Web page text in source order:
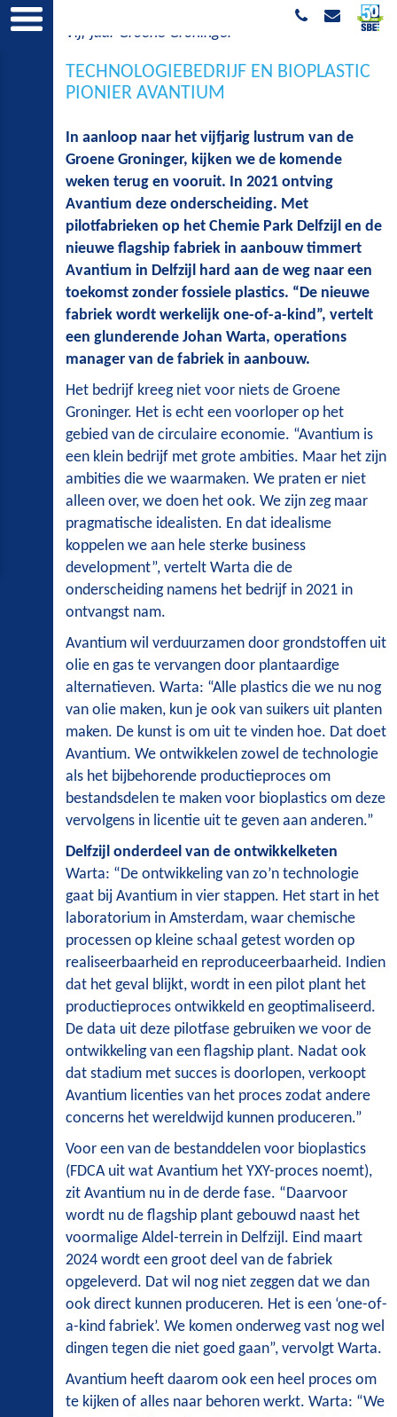
Vijf jaar Groene Groninger
TECHNOLOGIEBEDRIJF EN BIOPLASTIC
PIONIER AVANTIUM
In aanloop naar het vijfjarig lustrum van de
Groene Groninger, kijken we de komende
weken terug en vooruit. In 2021 ontving
Avantium deze onderscheiding. Met
pilotfabrieken op het Chemie Park Delfzijl en de
nieuwe flagship fabriek in aanbouw timmert
Avantium in Delfzijl hard aan de weg naar een
toekomst zonder fossiele plastics. “De nieuwe
fabriek wordt werkelijk one-of-a-kind”, vertelt
een glunderende Johan Warta, operations
manager van de fabriek in aanbouw.
Het bedrijf kreeg niet voor niets de Groene
Groninger. Het is echt een voorloper op het
gebied van de circulaire economie. “Avantium is
een klein bedrijf met grote ambities. Maar het zijn
ambities die we waarmaken. We praten er niet
alleen over, we doen het ook. We zijn zeg maar
pragmatische idealisten. En dat idealisme
koppelen we aan hele sterke business
development”, vertelt Warta die de
onderscheiding namens het bedrijf in 2021 in
ontvangst nam.
Avantium wil verduurzamen door grondstoffen uit
olie en gas te vervangen door plantaardige
alternatieven. Warta: “Alle plastics die we nu nog
van olie maken, kun je ook van suikers uit planten
maken. De kunst is om uit te vinden hoe. Dat doet
Avantium. We ontwikkelen zowel de technologie
als het bijbehorende productieproces om
bestandsdelen te maken voor bioplastics om deze
vervolgens in licentie uit te geven aan anderen.”
Delfzijl onderdeel van de ontwikkelketen
Warta: “De ontwikkeling van zo’n technologie
gaat bij Avantium in vier stappen. Het start in het
laboratorium in Amsterdam, waar chemische
processen op kleine schaal getest worden op
realiseerbaarheid en reproduceerbaarheid. Indien
dat het geval blijkt, wordt in een pilot plant het
productieproces ontwikkeld en geoptimaliseerd.
De data uit deze pilotfase gebruiken we voor de
ontwikkeling van een flagship plant. Nadat ook
dat stadium met succes is doorlopen, verkoopt
Avantium licenties van het proces zodat andere
concerns het wereldwijd kunnen produceren.”
Voor een van de bestanddelen voor bioplastics
(FDCA uit wat Avantium het YXY-proces noemt),
zit Avantium nu in de derde fase. “Daarvoor
wordt nu de flagship plant gebouwd naast het
voormalige Aldel-terrein in Delfzijl. Eind maart
2024 wordt een groot deel van de fabriek
opgeleverd. Dat wil nog niet zeggen dat we dan
ook direct kunnen produceren. Het is een ‘one-of-
a-kind fabriek’. We komen onderweg vast nog wel
dingen tegen die niet goed gaan”, vervolgt Warta.
Avantium heeft daarom ook een heel proces om
te kijken of alles naar behoren werkt. Warta: “We